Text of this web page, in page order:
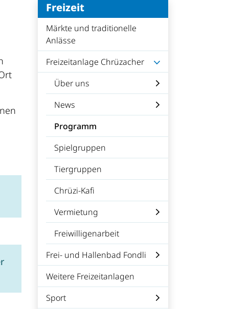
Freizeit
Märkte und traditionelle
Anlässe
Freizeitanlage Chrüzacher
Über uns
News
Programm
(ausgewählt)
Spielgruppen
Tiergruppen
Chrüzi-Kafi
Vermietung
Freiwilligenarbeit
Frei- und Hallenbad Fondli
Weitere Freizeitanlagen
Sport